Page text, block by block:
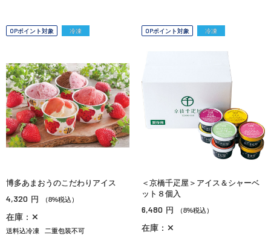
OPポイント対象 冷凍
博多あまおうのこだわりアイス
4,320 円 （8%税込）
在庫：✕
送料込冷凍 二重包装不可
OPポイント対象 冷凍
＜京橋千疋屋＞アイス＆シャーベ
ット８個入
6,480 円 （8%税込）
在庫：✕